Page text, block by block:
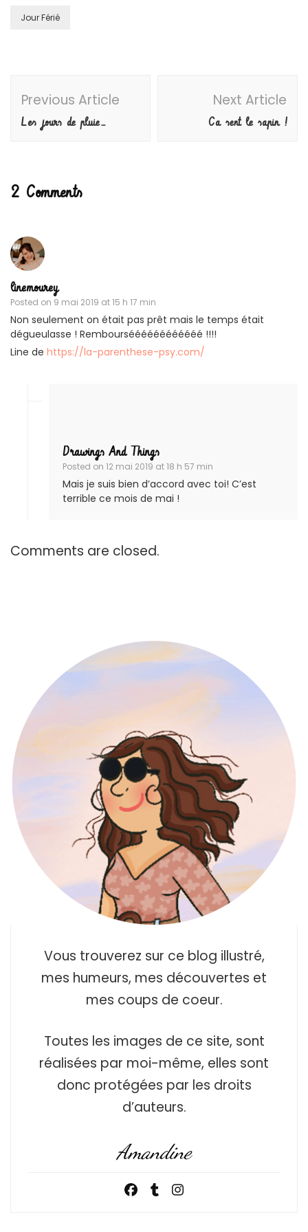
Jour Férié
Navigation
Previous Article
Les jours de pluie…
Next Article
Ca sent le sapin !
2 Comments
linemourey
Posted on 9 mai 2019 at 15 h 17 min
Non seulement on était pas prêt mais le temps était
dégueulasse ! Rembourséééééééééééé !!!!
Line de https://la-parenthese-psy.com/
Drawings And Things
Posted on 12 mai 2019 at 18 h 57 min
Mais je suis bien d’accord avec toi! C’est
terrible ce mois de mai !
Comments are closed.
Vous trouverez sur ce blog illustré,
mes humeurs, mes découvertes et
mes coups de coeur.
Toutes les images de ce site, sont
réalisées par moi-même, elles sont
donc protégées par les droits
d’auteurs.
Amandine